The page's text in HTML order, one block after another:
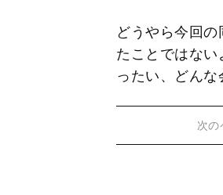
どうやら今回
たことではな
ったい、どんな
次の